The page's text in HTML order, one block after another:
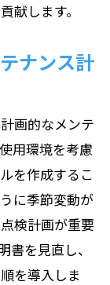
献します。
ナンス計
画的なメンテ
用環境を考慮
を作成するこ
に季節変動が
検計画が重要
書を見直し、
を導入しま